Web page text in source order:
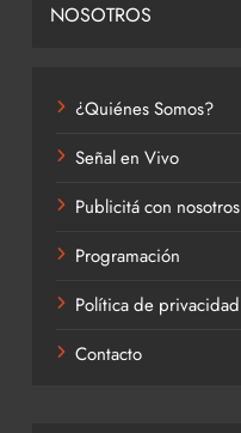
NOSOTROS
¿Quiénes Somos?
Señal en Vivo
Publicitá con nosotros
Programación
Política de privacidad
Contacto